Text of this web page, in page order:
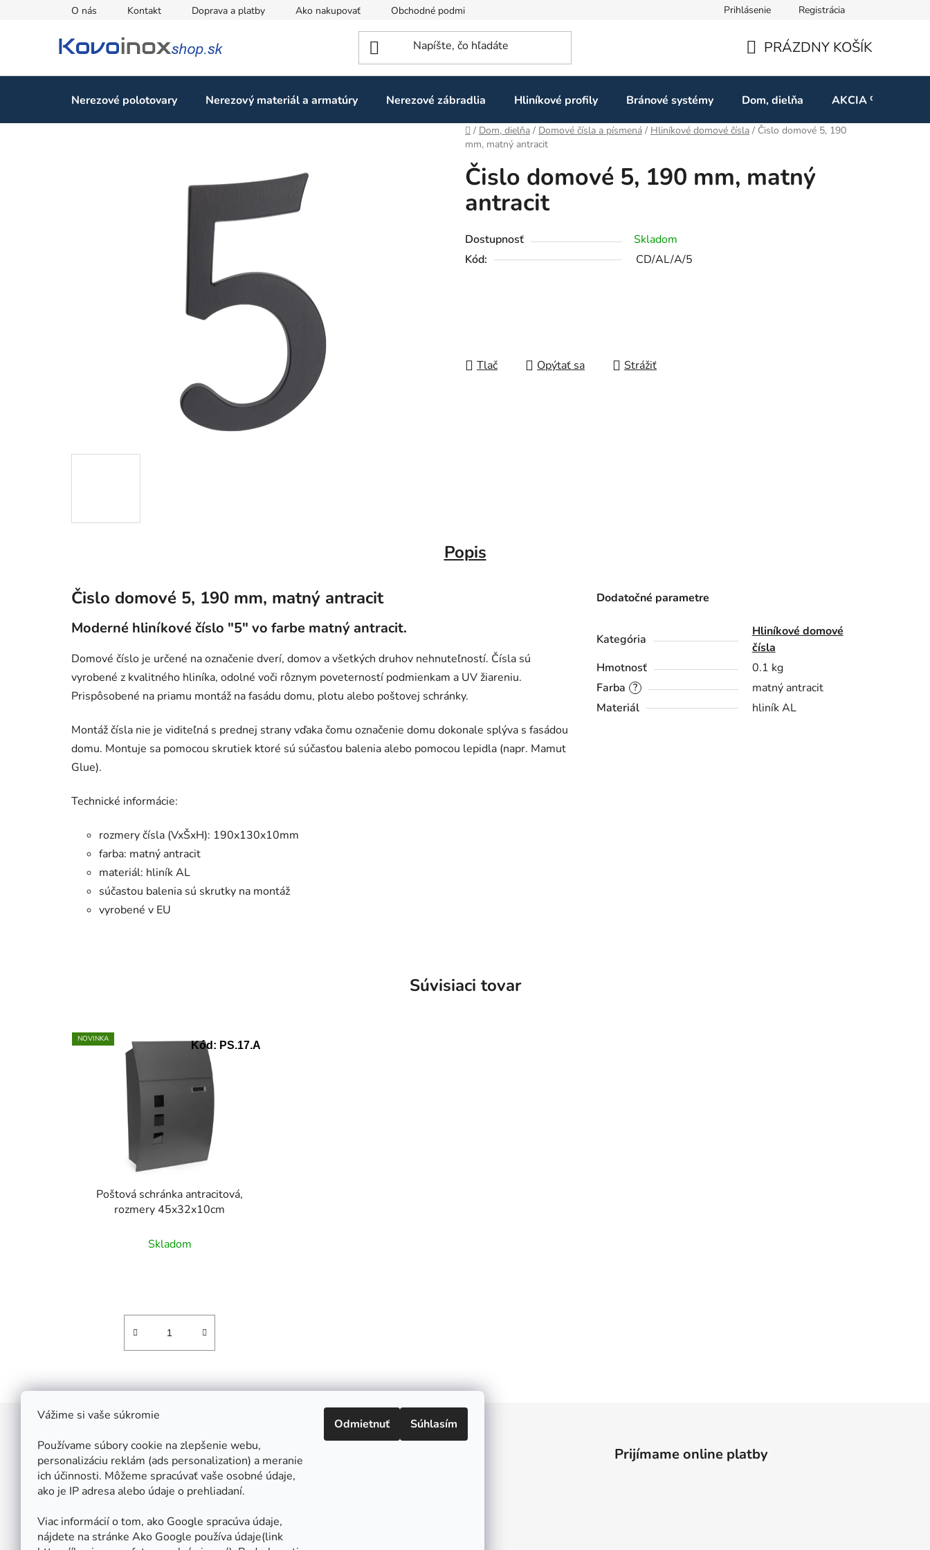
Vážime si vaše súkromie
Používame súbory cookie na zlepšenie webu,
personalizáciu reklám (ads personalization) a meranie
ich účinnosti. Môžeme spracúvať vaše osobné údaje,
ako je IP adresa alebo údaje o prehliadaní.
Viac informácií o tom, ako Google spracúva údaje,
nájdete na stránke Ako Google používa údaje(link
Odmietnuť Súhlasím
O nás Kontakt Doprava a platby Ako nakupovať Obchodné podmienky Odstúpenie od zmluvy
Prihlásenie Registrácia
KOŠÍK
PRÁZDNY KOŠÍK
Nerezové polotovary Nerezový materiál a armatúry Nerezové zábradlia Hliníkové profily Bránové systémy Dom, dielňa AKCIA %
Domov
/ Dom, dielňa / Domové čísla a písmená / Hliníkové domové čísla / Čislo domové 5, 190
mm, matný antracit
Čislo domové 5, 190 mm, matný
antracit
Dostupnosť
Skladom
Kód:
CD/AL/A/5
Tlač Opýtať sa Strážiť
Popis
Čislo domové 5, 190 mm, matný antracit
Moderné hliníkové číslo "5" vo farbe matný antracit.
Domové číslo je určené na označenie dverí, domov a všetkých druhov nehnuteľností. Čísla sú
vyrobené z kvalitného hliníka, odolné voči rôznym poveterností podmienkam a UV žiareniu.
Prispôsobené na priamu montáž na fasádu domu, plotu alebo poštovej schránky.
Montáž čísla nie je viditeľná s prednej strany vďaka čomu označenie domu dokonale splýva s fasádou
domu. Montuje sa pomocou skrutiek ktoré sú súčasťou balenia alebo pomocou lepidla (napr. Mamut
Glue).
Technické informácie:
rozmery čísla (VxŠxH): 190x130x10mm
farba: matný antracit
materiál: hliník AL
súčastou balenia sú skrutky na montáž
vyrobené v EU
Dodatočné parametre
Kategória
Hliníkové domové
čísla
Hmotnosť
0.1 kg
?
Farba
matný antracit
Materiál
hliník AL
Súvisiaci tovar
NOVINKA
Poštová schránka antracitová,
rozmery 45x32x10cm
Skladom
Kód: PS.17.A
Štefan Široký - Kovoinox
Cukrová 10
917 01 Trnava
Slovensko
IČ: 37 571 451
IČ DPH: SK 1020347779
Po-Pa: 08:00 - 12:00 13:00 - 16:30
Prijímame online platby